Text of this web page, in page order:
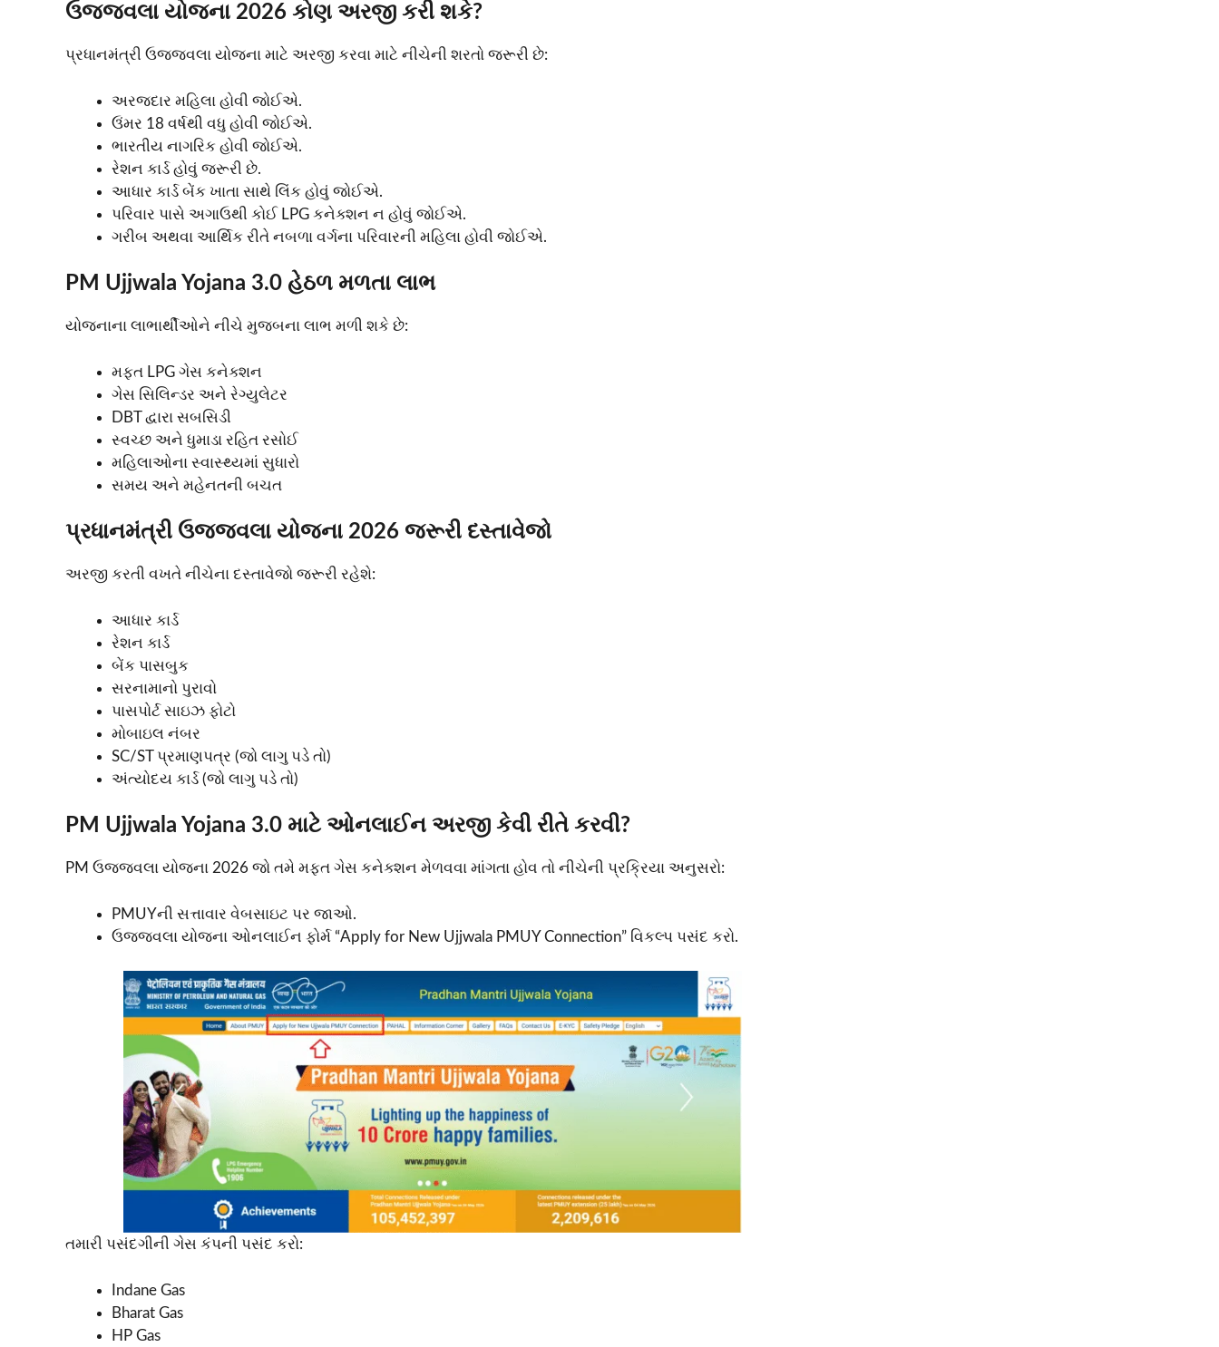
ઉજ્જવલા યોજના 2026 કોણ અરજી કરી શકે?
પ્રધાનમંત્રી ઉજ્જવલા યોજના માટે અરજી કરવા માટે નીચેની શરતો જરૂરી છે:
અરજદાર મહિલા હોવી જોઈએ.
ઉંમર 18 વર્ષથી વધુ હોવી જોઈએ.
ભારતીય નાગરિક હોવી જોઈએ.
રેશન કાર્ડ હોવું જરૂરી છે.
આધાર કાર્ડ બેંક ખાતા સાથે લિંક હોવું જોઈએ.
પરિવાર પાસે અગાઉથી કોઈ LPG કનેક્શન ન હોવું જોઈએ.
ગરીબ અથવા આર્થિક રીતે નબળા વર્ગના પરિવારની મહિલા હોવી જોઈએ.
PM Ujjwala Yojana 3.0 હેઠળ મળતા લાભ
યોજનાના લાભાર્થીઓને નીચે મુજબના લાભ મળી શકે છે:
મફત LPG ગેસ કનેક્શન
ગેસ સિલિન્ડર અને રેગ્યુલેટર
DBT દ્વારા સબસિડી
સ્વચ્છ અને ધુમાડા રહિત રસોઈ
મહિલાઓના સ્વાસ્થ્યમાં સુધારો
સમય અને મહેનતની બચત
પ્રધાનમંત્રી ઉજ્જવલા યોજના 2026 જરૂરી દસ્તાવેજો
અરજી કરતી વખતે નીચેના દસ્તાવેજો જરૂરી રહેશે:
આધાર કાર્ડ
રેશન કાર્ડ
બેંક પાસબુક
સરનામાનો પુરાવો
પાસપોર્ટ સાઇઝ ફોટો
મોબાઇલ નંબર
SC/ST પ્રમાણપત્ર (જો લાગુ પડે તો)
અંત્યોદય કાર્ડ (જો લાગુ પડે તો)
PM Ujjwala Yojana 3.0 માટે ઓનલાઈન અરજી કેવી રીતે કરવી?
PM ઉજ્જવલા યોજના 2026 જો તમે મફત ગેસ કનેક્શન મેળવવા માંગતા હોવ તો નીચેની પ્રક્રિયા અનુસરો:
PMUYની સત્તાવાર વેબસાઇટ પર જાઓ.
ઉજ્જવલા યોજના ઓનલાઈન ફોર્મ “Apply for New Ujjwala PMUY Connection” વિકલ્પ પસંદ કરો.
તમારી પસંદગીની ગેસ કંપની પસંદ કરો:
Indane Gas
Bharat Gas
HP Gas